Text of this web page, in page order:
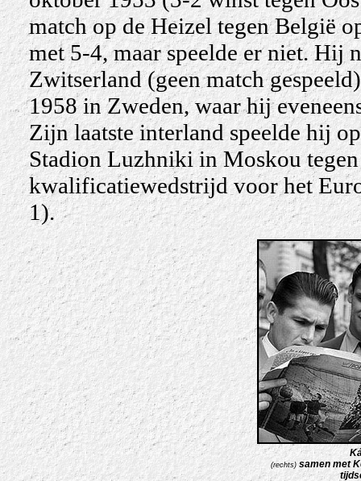
match op de Heizel tegen België
met 5-4, maar speelde er niet. Hij
Zwitserland (geen match
1958 in Zweden, waar hij
Zijn laatste interland speelde hij
Stadion Luzhniki in Moskou
kwalificatiewedstrijd voor het
1).
(rechts)samen met